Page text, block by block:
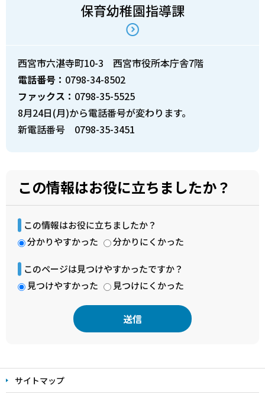
保育幼稚園指導課
西宮市六湛寺町10-3 西宮市役所本庁舎7階
電話番号： 0798-34-8502
ファックス： 0798-35-5525
8月24日(月)から電話番号が変わります。
新電話番号 0798-35-3451
この情報はお役に立ちましたか？
この情報はお役に立ちましたか？
分かりやすかった
分かりにくかった
このページは見つけやすかったですか？
見つけやすかった
見つけにくかった
文
こ サイトマップ